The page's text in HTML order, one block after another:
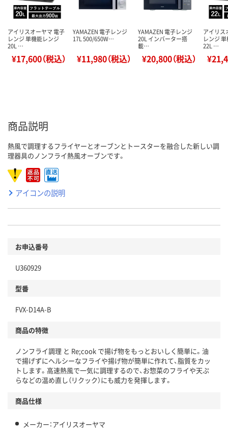
アイリスオーヤマ 電子
レンジ 単機能レンジ
20L …
¥17,600（税込）
YAMAZEN 電子レンジ
17L 500/650W…
¥11,980（税込）
YAMAZEN 電子レンジ
20L インバーター搭
載…
¥20,800（税込）
アイリス
レンジ
22L …
商品説明
熱風で調理するフライヤーとオーブンとトースターを融合した新しい調
理器具のノンフライ熱風オーブンです。
アイコンの説明
お申込番号
U360929
型番
FVX-D14A-B
商品の特徴
ノンフライ調理 と Re;cook で揚げ物をもっとおいしく簡単に。油
で揚げずにヘルシーなフライや揚げ物が簡単に作れて、脂質をカッ
トします。高速熱風で一気に調理するので、お惣菜のフライや天ぷ
らなどの温め直し（リクック）にも威力を発揮します。
商品仕様
メーカー：アイリスオーヤマ